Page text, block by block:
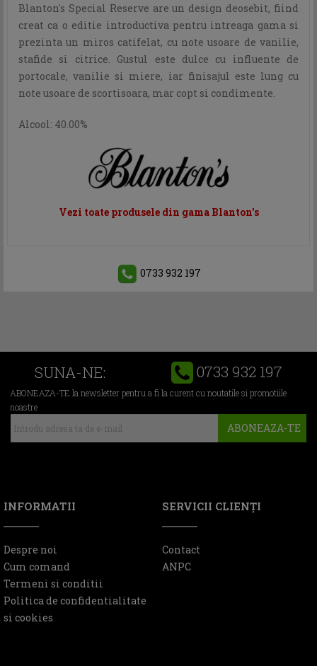
Blanton's Special Reserve are un design deosebit, fiind
creat ca o editie introductiva pentru intreaga gama si
prezinta un miros catifelat, cu note usoare de vanilie,
stafide si citrice. Gustul este dulce cu influente de
portocale, vanilie si miere, iar finisajul este lung cu
note usoare de scortisoara, mar copt si condimente.
Alcool: 40.00%
Vezi toate produsele din gama Blanton's
0733 932 197
SUNA-NE: 0733 932 197
ABONEAZA-TE la newsletter pentru a fi la curent cu noutatile si promotiile
noastre
ABONEAZA-TE
INFORMATII
Despre noi
Cum comand
Termeni si conditii
Politica de confidentialitate
si cookies
SERVICII CLIENŢI
Contact
ANPC